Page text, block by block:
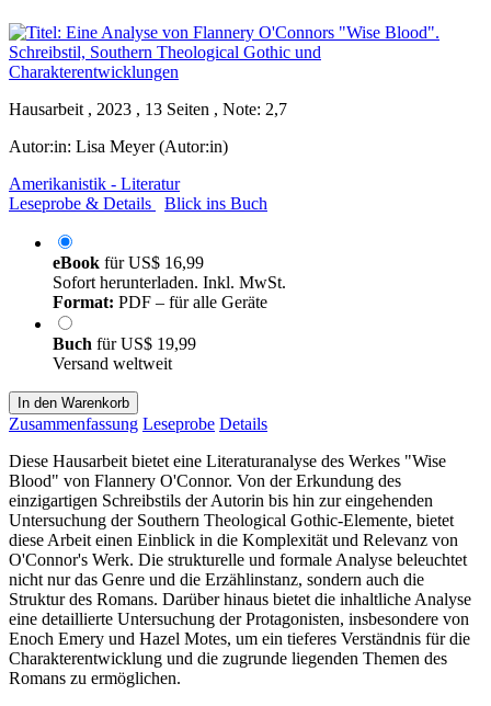
Hausarbeit , 2023 , 13 Seiten , Note: 2,7
Autor:in: Lisa Meyer (Autor:in)
Amerikanistik - Literatur
Leseprobe & Details
Blick ins Buch
eBook fürUS$ 16,99
Sofort herunterladen. Inkl. MwSt.
Format: PDF – für alle Geräte
Buch fürUS$ 19,99
Versand weltweit
In den Warenkorb
Zusammenfassung Leseprobe Details
Diese Hausarbeit bietet eine Literaturanalyse des Werkes "Wise
Blood" von Flannery O'Connor. Von der Erkundung des
einzigartigen Schreibstils der Autorin bis hin zur eingehenden
Untersuchung der Southern Theological Gothic-Elemente, bietet
diese Arbeit einen Einblick in die Komplexität und Relevanz von
O'Connor's Werk. Die strukturelle und formale Analyse beleuchtet
nicht nur das Genre und die Erzählinstanz, sondern auch die
Struktur des Romans. Darüber hinaus bietet die inhaltliche Analyse
eine detaillierte Untersuchung der Protagonisten, insbesondere von
Enoch Emery und Hazel Motes, um ein tieferes Verständnis für die
Charakterentwicklung und die zugrunde liegenden Themen des
Romans zu ermöglichen.